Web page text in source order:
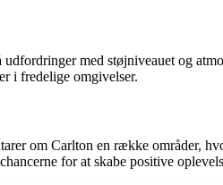
med støjniveauet og
i fredelige omgivelser.
om Carlton en række områder,
for at skabe positive